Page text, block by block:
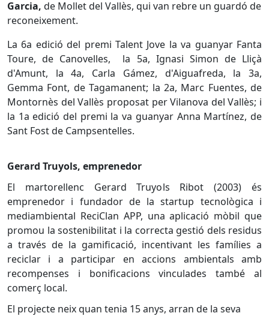
Garcia, de Mollet del Vallès, qui van rebre un guardó de
reconeixement.
La 6a edició del premi Talent Jove la va guanyar Fanta
Toure, de Canovelles, la 5a, Ignasi Simon de Lliçà
d'Amunt, la 4a, Carla Gámez, d'Aiguafreda, la 3a,
Gemma Font, de Tagamanent; la 2a, Marc Fuentes, de
Montornès del Vallès proposat per Vilanova del Vallès; i
la 1a edició del premi la va guanyar Anna Martínez, de
Sant Fost de Campsentelles.
Gerard Truyols, emprenedor
El martorellenc Gerard Truyols Ribot (2003) és
emprenedor i fundador de la startup tecnològica i
mediambiental ReciClan APP, una aplicació mòbil que
promou la sostenibilitat i la correcta gestió dels residus
a través de la gamificació, incentivant les famílies a
reciclar i a participar en accions ambientals amb
recompenses i bonificacions vinculades també al
comerç local.
El projecte neix quan tenia 15 anys, arran de la seva